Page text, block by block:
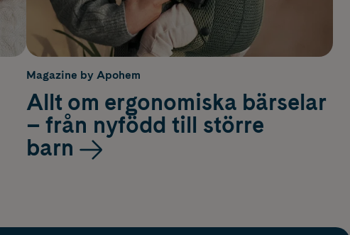
Magazine by Apohem
Allt om ergonomiska bärselar
– från nyfödd till större
barn